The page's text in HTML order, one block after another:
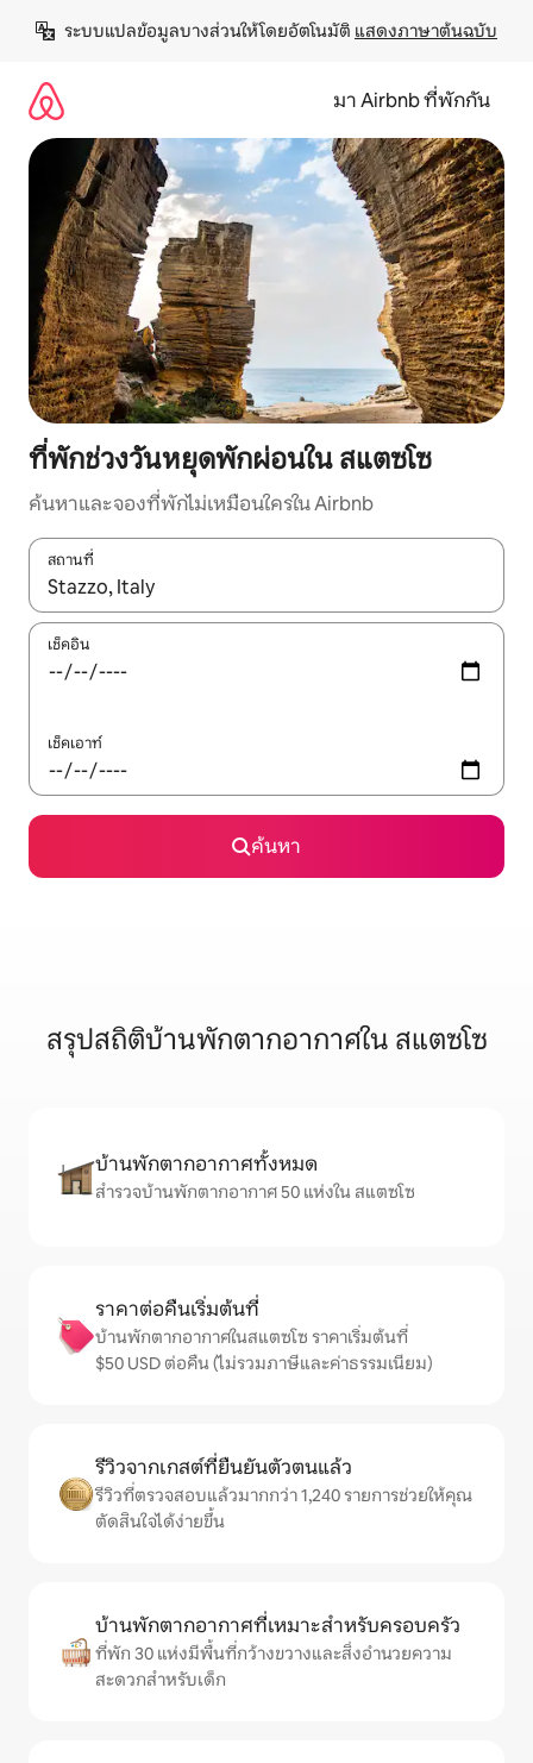
เนื้อหา
ระบบแปลข้อมูลบางส่วนให้โดยอัตโนมัติ แสดงภาษาต้นฉบับ
มา Airbnb ที่พักกัน
ที่พักช่วงวันหยุดพักผ่อนใน สแตซโซ
ค้นหาและจองที่พักไม่เหมือนใครใน Airbnb
สถานที่
ใช้ลูกศรขึ้นลง หรือใช้การสัมผัสหรือปัด เพื่อสำรวจผลการค้นหา
เช็คอิน
เช็คเอาท์
ค้นหา
สรุปสถิติบ้านพักตากอากาศใน สแตซโซ
บ้านพักตากอากาศทั้งหมด
สำรวจบ้านพักตากอากาศ 50 แห่งใน สแตซโซ
ราคาต่อคืนเริ่มต้นที่
บ้านพักตากอากาศในสแตซโซ ราคาเริ่มต้นที่
$50 USD ต่อคืน (ไม่รวมภาษีและค่าธรรมเนียม)
รีวิวจากเกสต์ที่ยืนยันตัวตนแล้ว
รีวิวที่ตรวจสอบแล้วมากกว่า 1,240 รายการช่วยให้คุณ
ตัดสินใจได้ง่ายขึ้น
บ้านพักตากอากาศที่เหมาะสำหรับครอบครัว
ที่พัก 30 แห่งมีพื้นที่กว้างขวางและสิ่งอำนวยความ
สะดวกสำหรับเด็ก